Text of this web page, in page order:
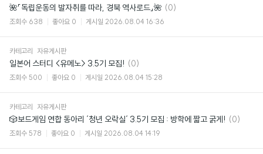
🌺「독립운동의 발자취를 따라, 경북 역사로드」🌺 댓
(0)
조회수 638 좋아요 0 게시일 2026.08.04 16:36
카테고리 자유게시판
일본어 스터디 <유메노> 3.5기 모집! 댓
글
(0)
조회수 500 좋아요 0 게시일 2026.08.04 15:28
카테고리 자유게시판
🎲보드게임 연합 동아리 ‘청년 오락실‘ 3.5기 모집 : 방학에 짧고 굵게! 댓
(0)
조회수 578 좋아요 0 게시일 2026.08.04 14:19